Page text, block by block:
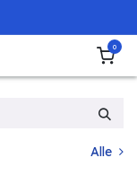
0
Alle